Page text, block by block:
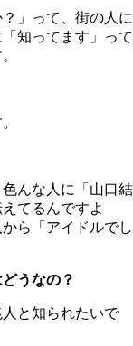
」って、街の人に
知ってます」って
んな人に「山口結
てるんですよ
ら「アイドルでし
うなの？
と知られたいで